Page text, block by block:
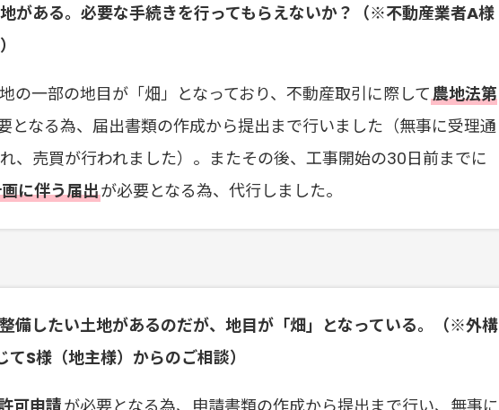
がある。必要な手続きを行ってもらえないか？（※不動産業者A様
の一部の地目が「畑」となっており、不動産取引に際して農地法第
となる為、届出書類の作成から提出まで行いました（無事に受理通
、売買が行われました）。またその後、工事開始の30日前までに
に伴う届出が必要となる為、代行しました。
備したい土地があるのだが、地目が「畑」となっている。（※外構
てS様（地主様）からのご相談）